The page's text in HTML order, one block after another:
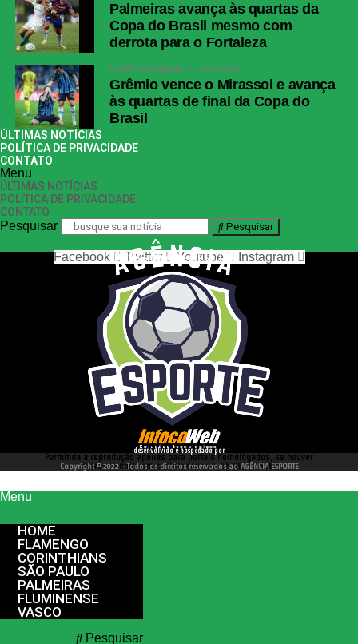
Palmeiras avança às quartas da
Copa do Brasil mesmo com
derrota para o Fortaleza
COPA DO BRASIL 3 dias atrás
Grêmio vence o Mirassol e avança
às quartas de final da Copa do
Brasil
ÚLTIMAS NOTÍCIAS
POLÍTICA DE PRIVACIDADE
CONTATO
Menu
ÚLTIMAS NOTÍCIAS
POLÍTICA DE PRIVACIDADE
CONTATO
Pesquisar Pesquisar
nos siga nas redes sociais
Facebook Twitter Youtube Instagram
desenvolvido e hospedado por
Permitida a reprodução apenas para portais homologados, se houver
interesse entre em contato conosco 66 99977 4262
Copyright © 2022 - Todos os direitos reservados ao AGÊNCIA ESPORTE
Menu
HOME
FLAMENGO
CORINTHIANS
SÃO PAULO
PALMEIRAS
FLUMINENSE
VASCO
Pesquisar